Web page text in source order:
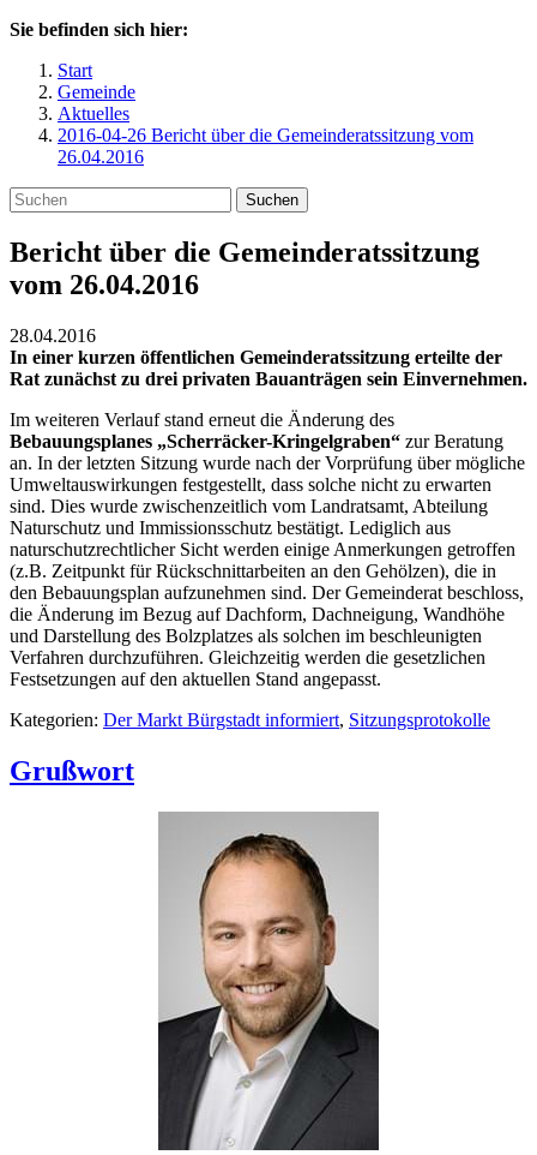
Sie befinden sich hier:
Start
Gemeinde
Aktuelles
2016-04-26 Bericht über die Gemeinderatssitzung vom
26.04.2016
Suchen
Bericht über die Gemeinderatssitzung
vom 26.04.2016
28.04.2016
In einer kurzen öffentlichen Gemeinderatssitzung erteilte der
Rat zunächst zu drei privaten Bauanträgen sein Einvernehmen.
Im weiteren Verlauf stand erneut die Änderung des
Bebauungsplanes „Scherräcker-Kringelgraben“ zur Beratung
an. In der letzten Sitzung wurde nach der Vorprüfung über mögliche
Umweltauswirkungen festgestellt, dass solche nicht zu erwarten
sind. Dies wurde zwischenzeitlich vom Landratsamt, Abteilung
Naturschutz und Immissionsschutz bestätigt. Lediglich aus
naturschutzrechtlicher Sicht werden einige Anmerkungen getroffen
(z.B. Zeitpunkt für Rückschnittarbeiten an den Gehölzen), die in
den Bebauungsplan aufzunehmen sind. Der Gemeinderat beschloss,
die Änderung im Bezug auf Dachform, Dachneigung, Wandhöhe
und Darstellung des Bolzplatzes als solchen im beschleunigten
Verfahren durchzuführen. Gleichzeitig werden die gesetzlichen
Festsetzungen auf den aktuellen Stand angepasst.
Kategorien: Der Markt Bürgstadt informiert, Sitzungsprotokolle
Grußwort